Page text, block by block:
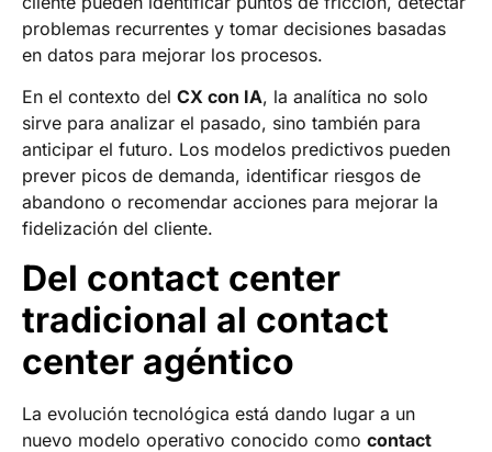
problemas recurrentes y tomar decisiones basadas
en datos para mejorar los procesos.
En el contexto del CX con IA, la analítica no solo
sirve para analizar el pasado, sino también para
anticipar el futuro. Los modelos predictivos pueden
prever picos de demanda, identificar riesgos de
abandono o recomendar acciones para mejorar la
fidelización del cliente.
Del contact center
tradicional al contact
center agéntico
La evolución tecnológica está dando lugar a un
nuevo modelo operativo conocido como contact